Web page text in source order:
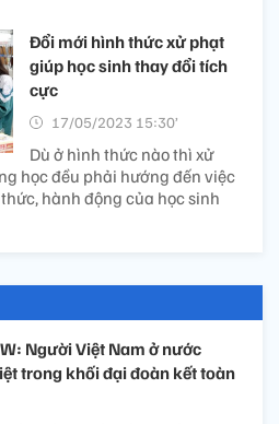
Đổi mới hình thức xử phạt
giúp học sinh thay đổi tích
cực
17/05/2023 15:30’
Dù ở hình thức nào thì xử
học đều phải hướng đến việc
hành động của học sinh
Người Việt Nam ở nước
trong khối đại đoàn kết toàn